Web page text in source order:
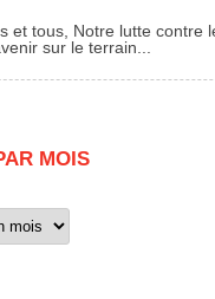
et tous, Notre lutte contre
sur le terrain...
MOIS